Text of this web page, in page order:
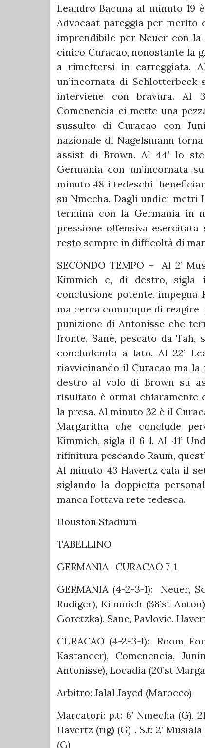
Leandro Bacuna al minuto 19
Advocaat pareggia per
imprendibile per Neuer con
cinico Curacao, nonostante la
a rimettersi in carreggiata.
un’incornata di Schlotterbeck
interviene con bravura. Al
Comenencia ci mette una
sussulto di Curacao con
nazionale di Nagelsmann
assist di Brown. Al 44’ lo
Germania con un’incornata
minuto 48 i tedeschi
su Nmecha. Dagli undici metri
termina con la Germania in
pressione offensiva
resto sempre in difficoltà di
SECONDO TEMPO – Al 2’
Kimmich e, di destro, sigla
conclusione potente, impegna
ma cerca comunque di reagire
punizione di Antonisse che
fronte, Sanè, pescato da Tah,
concludendo a lato. Al 22’
riavvicinando il Curacao ma la
destro al volo di Brown su
risultato è ormai chiaramente
la presa. Al minuto 32 è il
Margaritha che conclude
Kimmich, sigla il 6-1. Al 41’
rifinitura pescando Raum,
Al minuto 43 Havertz cala il
siglando la doppietta
manca l’ottava rete tedesca.
Houston Stadium
TABELLINO
GERMANIA- CURACAO 7-1
GERMANIA (4-2-3-1): Neuer,
Rudiger), Kimmich (38’st
Goretzka), Sane, Pavlovic,
CURACAO (4-2-3-1): Room,
Kastaneer), Comenencia,
Antonisse), Locadia (20’st
Arbitro: Jalal Jayed (Marocco)
Marcatori: p.t: 6’ Nmecha (G),
Havertz (rig) (G) . S.t: 2’
(G)